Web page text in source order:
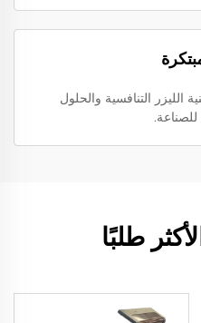
الليزر التنافسية والحلول
طلبًا